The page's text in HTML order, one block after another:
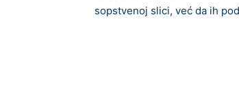
sopstvenoj slici, već da ih